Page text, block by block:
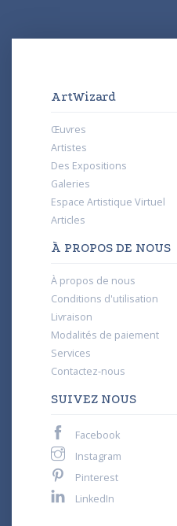
ArtWizard
Œuvres
Artistes
Des Expositions
Galeries
Espace Artistique Virtuel
Articles
À PROPOS DE NOUS
À propos de nous
Conditions d'utilisation
Livraison
Modalités de paiement
Services
Contactez-nous
SUIVEZ NOUS
Facebook
Instagram
Pinterest
LinkedIn